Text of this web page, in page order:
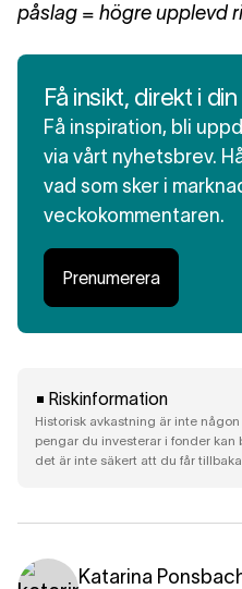
påslag = högre upplevd
Få insikt, direkt i
Få inspiration, bli
via vårt nyhetsbrev.
vad som sker i
veckokommentaren.
Prenumerera
Riskinformation
Historisk avkastning är inte
pengar du investerar i fonder
det är inte säkert att du får
Katarina